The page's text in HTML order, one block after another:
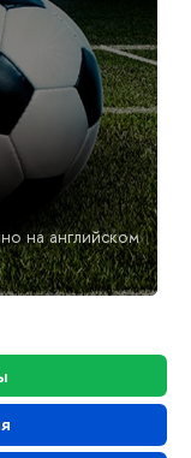
на английском